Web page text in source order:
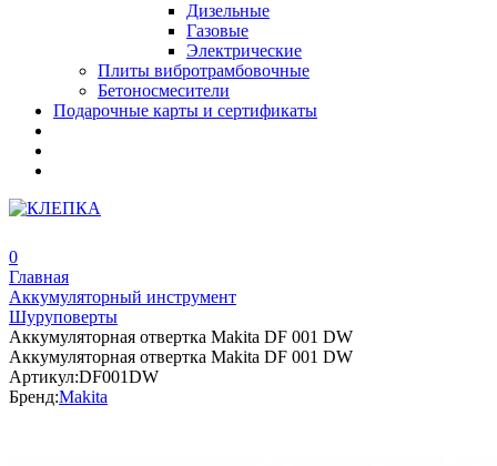
Дизельные
Газовые
Электрические
Плиты вибротрамбовочные
Бетоносмесители
Подарочные карты и сертификаты
0
Главная
Аккумуляторный инструмент
Шуруповерты
Аккумуляторная отвертка Makita DF 001 DW
Аккумуляторная отвертка Makita DF 001 DW
Артикул:DF001DW
Бренд:Makita